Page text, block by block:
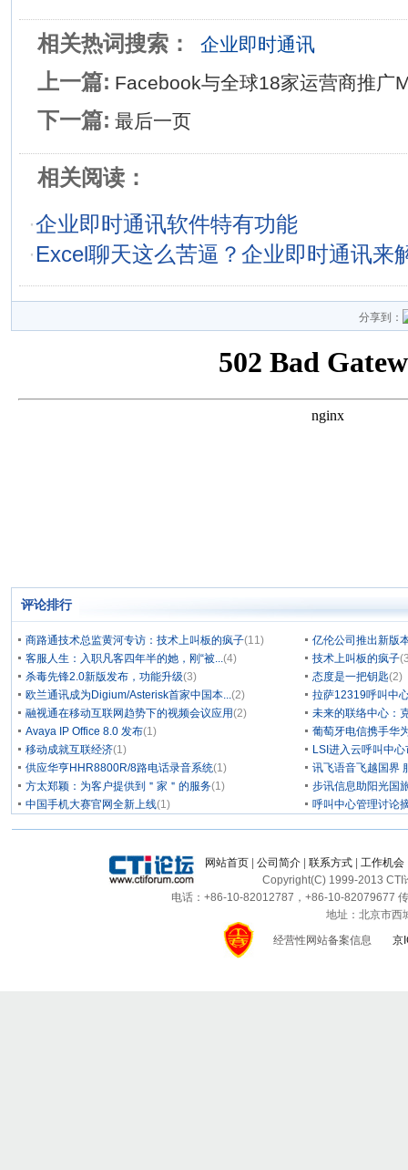
相关热词搜索： 企业即时通讯
上一篇: Facebook与全球18家运营商推广
下一篇: 最后一页
相关阅读：
·企业即时通讯软件特有功能
·Excel聊天这么苦逼？企业即时通讯来
分享到：
评论排行
商路通技术总监黄河专访：技术上叫板的疯子(11)
亿伦公司推出新版
客服人生：入职凡客四年半的她，刚“被...(4) 技术上叫板的疯子
杀毒先锋2.0新版发布，功能升级(3) 态度是一把钥匙(2)
欧兰通讯成为Digium/Asterisk首家中国本...(2)
拉萨12319呼叫中
融视通在移动互联网趋势下的视频会议应用(2)
未来的联络中心：
Avaya IP Office 8.0 发布(1)
葡萄牙电信携手华
移动成就互联经济(1)
LSI进入云呼叫中
供应华亨HHR8800R/8路电话录音系统(1)
讯飞语音飞越国界
方太郑颖：为客户提供到＂家＂的服务(1)
步讯信息助阳光国
中国手机大赛官网全新上线(1) 呼叫中心管理讨论
网站首页 公司简介 联系方式 工作机会
Copyright(C) 1999-2013 CTI
电话：+86-10-82012787，+86-10-82079677
地址：北京市西
经营性网站备案信息
京